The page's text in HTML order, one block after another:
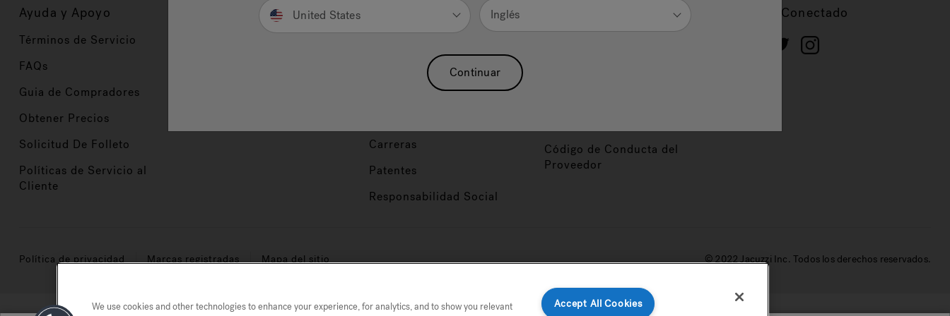
Ayuda y Apoyo
Términos de Servicio
FAQs
Guia de Compradores
Obtener Precios
Solicitud De Folleto
Políticas de Servicio al
Cliente
Propietarios Nuestra Marca
Hidroterapia
Asociaciones
Carreras
Patentes
Responsabilidad Social
Código de Conducta del
Proveedor
Mantente Conectado
Política de privacidad Marcas registradas Mapa del sitio © 2022 Jacuzzi Inc. Todos los derechos reservados.
United States Inglés
Continuar
We use cookies and other technologies to enhance your experience, for analytics, and to show you relevant
Accept All Cookies